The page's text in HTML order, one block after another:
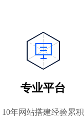
专业平台
10年网站搭建经验累积